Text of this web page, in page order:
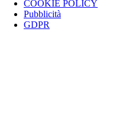
COOKIE POLICY
Pubblicità
GDPR